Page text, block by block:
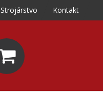
Strojárstvo Kontakt